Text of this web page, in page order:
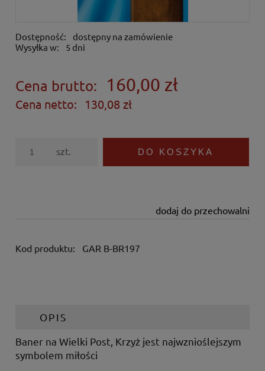
Dostępność:
dostępny na zamówienie
Wysyłka w:
5 dni
Cena brutto: 160,00 zł
Cena netto: 130,08 zł
szt. DO KOSZYKA
dodaj do przechowalni
Kod produktu: GAR B-BR197
OPIS
Baner na Wielki Post, Krzyż jest najwznioślejszym
symbolem miłości